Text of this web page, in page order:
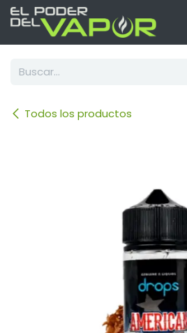
Ir al contenido
Todos los productos